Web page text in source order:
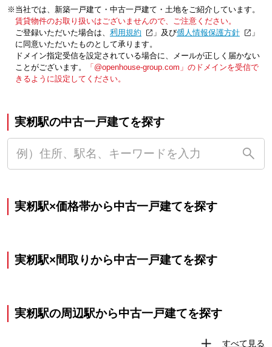
※当社では、新築一戸建て・中古一戸建て・土地をご紹介しています。
賃貸物件のお取り扱いはございませんので、ご注意ください。
ご登録いただいた場合は、「利用規約 」及び「個人情報保護方針
」
に同意いただいたものとして承ります。
ドメイン指定受信を設定されている場合に、メールが正しく届かない
ことがございます。
「@openhouse-group.com」のドメインを受信で
きるように設定してください。
実籾駅の中古一戸建てを探す
実籾駅×価格帯から中古一戸建てを探す
実籾駅×間取りから中古一戸建てを探す
実籾駅の周辺駅から中古一戸建てを探す
すべて見る